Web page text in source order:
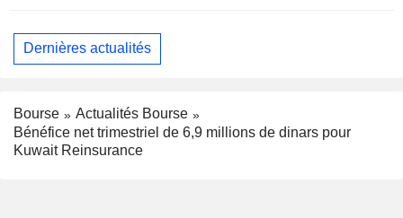
Dernières actualités
Bourse
Actualités Bourse
Bénéfice net trimestriel de 6,9 millions de dinars pour
Kuwait Reinsurance